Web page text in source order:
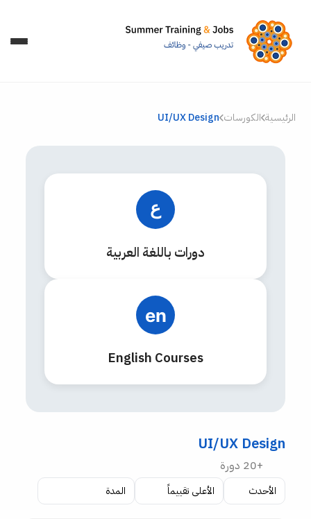
الرئيسية الكورسات UI/UX Design
ع
دورات باللغة العربية
en
English Courses
UI/UX Design
+20 دورة